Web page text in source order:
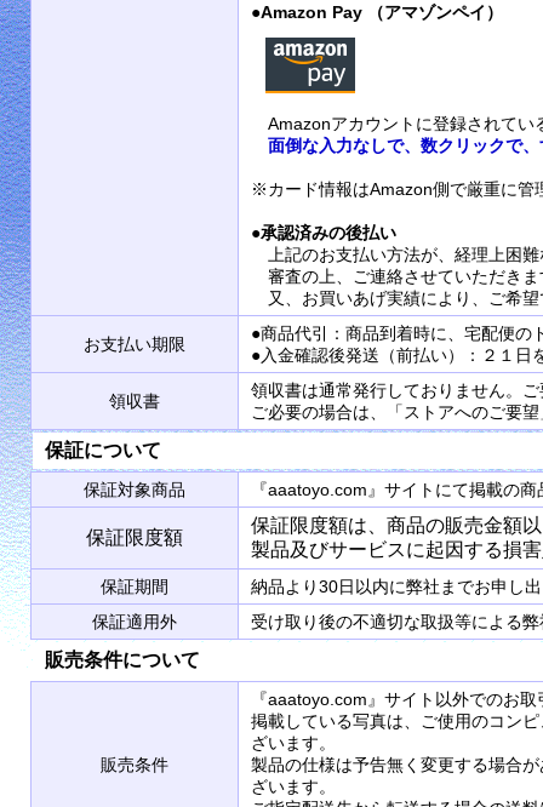
●Amazon Pay （アマゾンペイ）
Amazonアカウントに登録されてい
面倒な入力なしで、数クリックで
※カード情報はAmazon側で厳重に管
●承認済みの後払い
上記のお支払い方法が、経理上困
審査の上、ご連絡させていただきま
又、お買いあげ実績により、ご希
お支払い期限
●商品代引：商品到着時に、宅配便の
●入金確認後発送（前払い）：２１日
領収書
領収書は通常発行しておりません。
ご必要の場合は、「ストアへのご要
保証について
保証対象商品 『aaatoyo.com』サイトにて掲載の
保証限度額
保証限度額は、商品の販売金額
製品及びサービスに起因する損
保証期間
納品より30日以内に弊社までお申し
保証適用外
受け取り後の不適切な取扱等による
販売条件について
販売条件
『aaatoyo.com』サイト以外でのお
掲載している写真は、ご使用のコン
ざいます。
製品の仕様は予告無く変更する場合
ざいます。